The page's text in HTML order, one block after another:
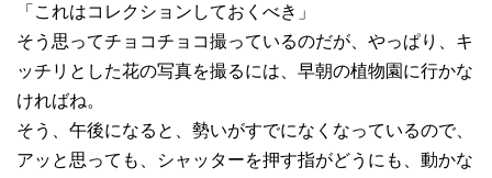
「これはコレクションしておくべき」
そう思ってチョコチョコ撮っているのだが、やっぱり、キ
ッチリとした花の写真を撮るには、早朝の植物園に行かな
ければね。
そう、午後になると、勢いがすでになくなっているので、
アッと思っても、シャッターを押す指がどうにも、動かな